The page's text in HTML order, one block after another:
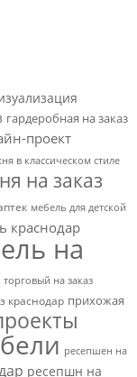
гардеробная на заказ
проект
в классическом стиле
на заказ
мебель для детской
краснодар
на
торговый на заказ
краснодар прихожая
ресепшен на
ресепшн на